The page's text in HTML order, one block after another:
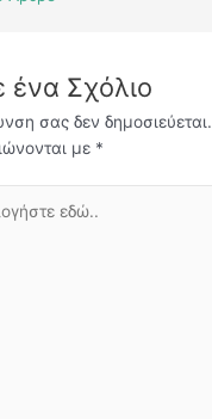
ένα Σχόλιο
σας δεν δημοσιεύεται.
με *